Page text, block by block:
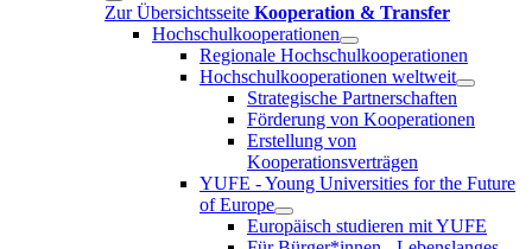
Zur Übersichtsseite Kooperation & Transfer
Hochschulkooperationen
Regionale Hochschulkooperationen
Hochschulkooperationen weltweit
Strategische Partnerschaften
Förderung von Kooperationen
Erstellung von
Kooperationsverträgen
YUFE - Young Universities for the Future
of Europe
Europäisch studieren mit YUFE